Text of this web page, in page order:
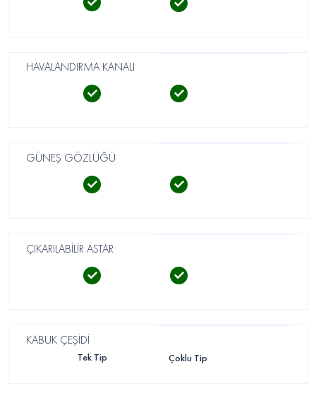
HAVALANDIRMA KANALI
GÜNEŞ GÖZLÜĞÜ
ÇIKARILABİLİR ASTAR
KABUK ÇEŞİDİ
Tek Tip Çoklu Tip